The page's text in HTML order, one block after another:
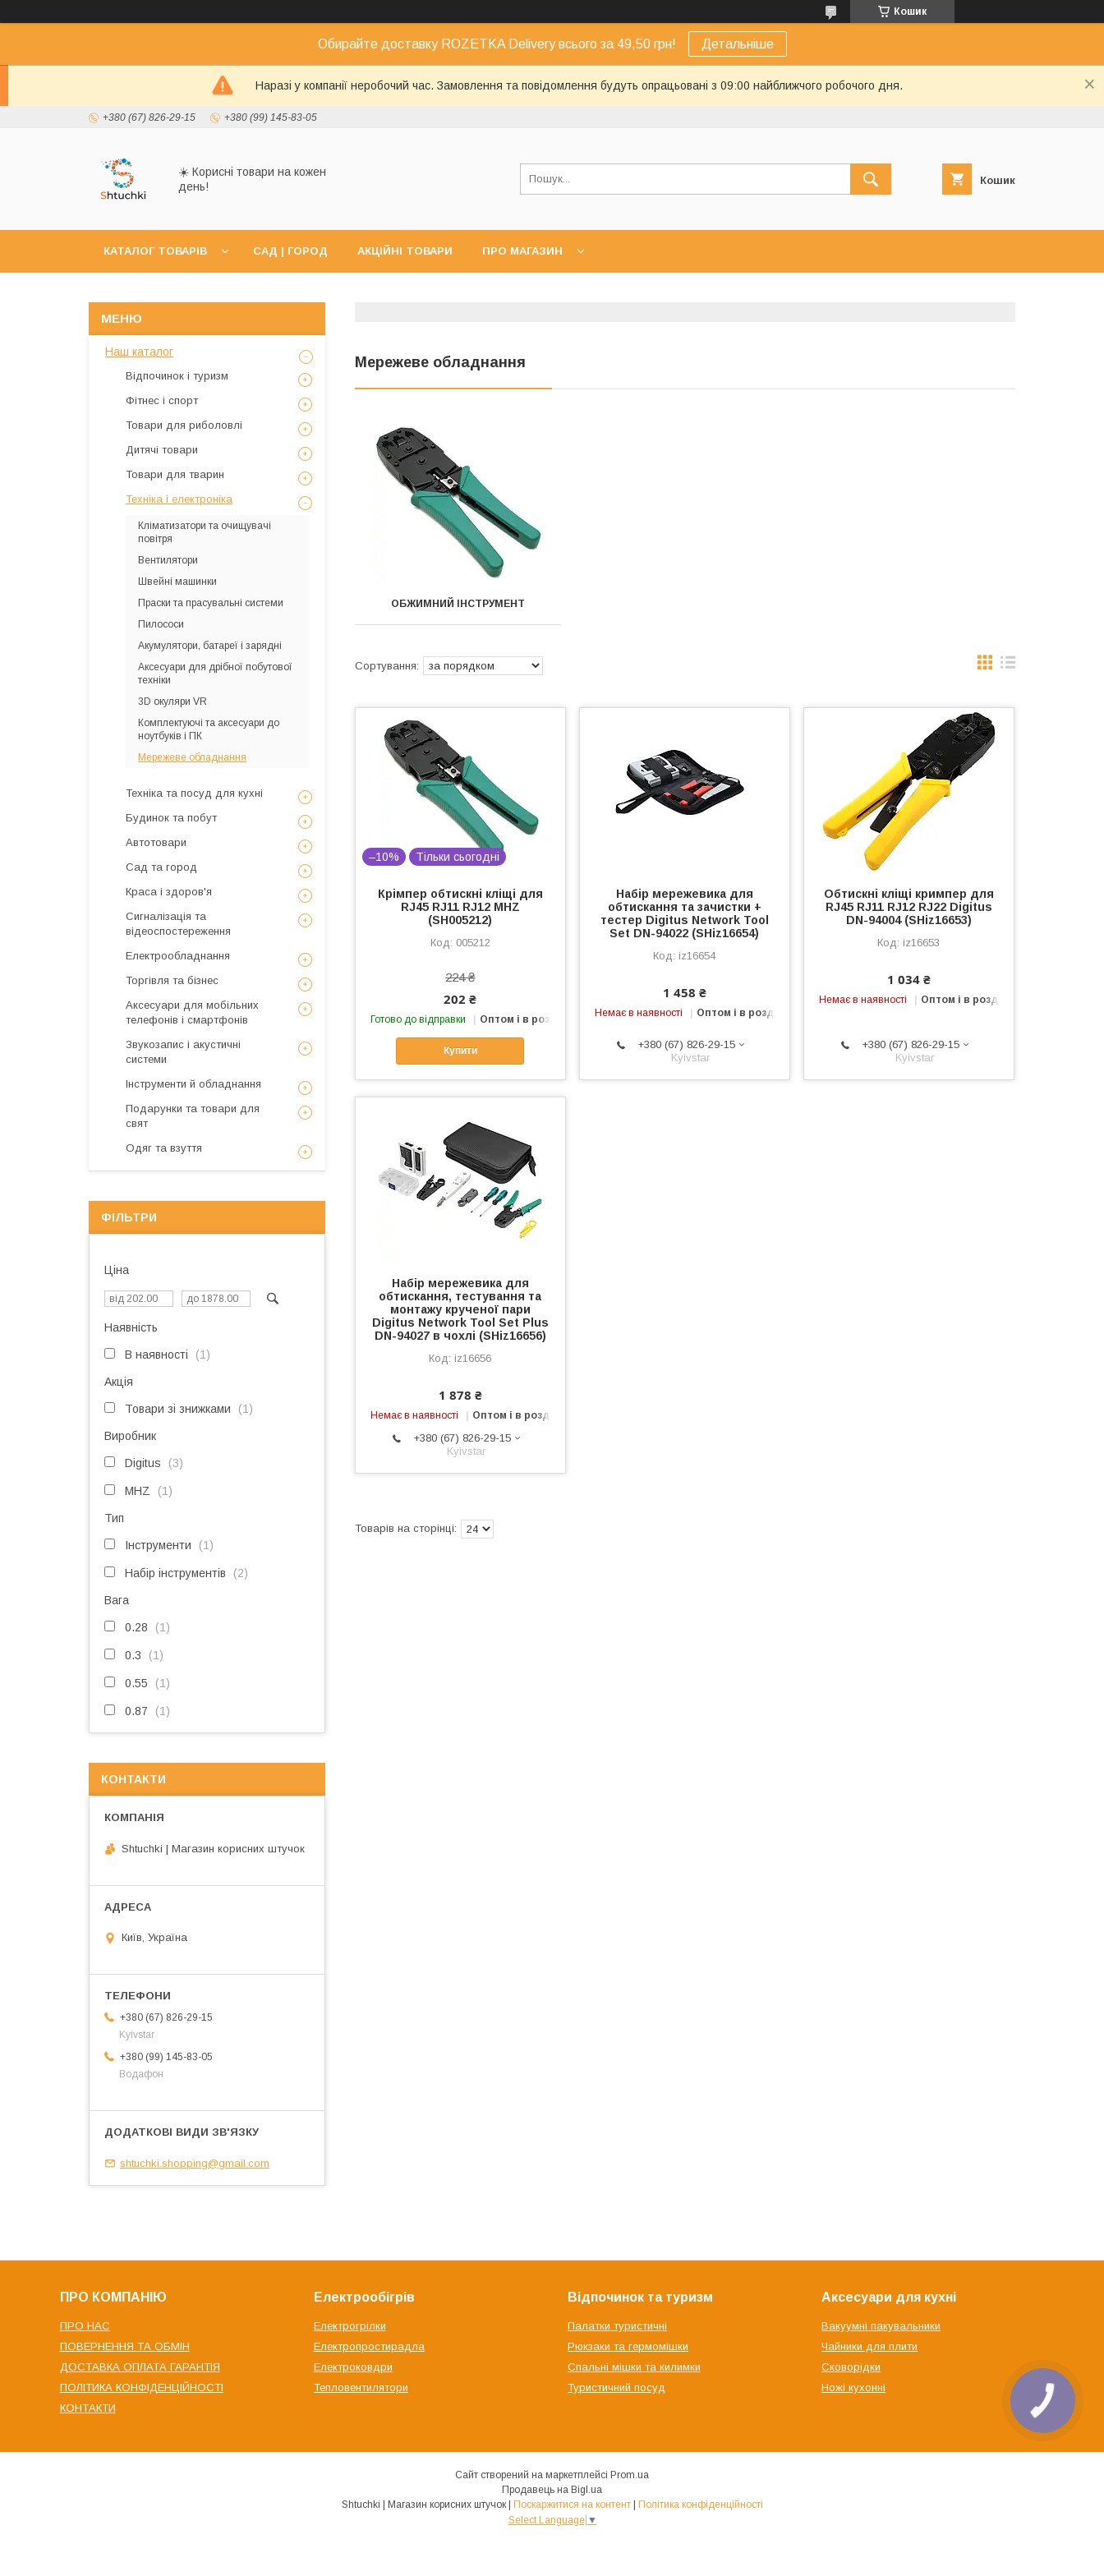
Кошик
Обирайте доставку ROZETKA Delivery всього за 49,50 грн! Детальніше
Наразі у компанії неробочий час. Замовлення та повідомлення будуть опрацьовані з 09:00 найближчого робочого дня.
+380 (67) 826-29-15 +380 (99) 145-83-05
☀️ Корисні товари на кожен
день!
Кошик
КАТАЛОГ ТОВАРІВ САД | ГОРОД АКЦІЙНІ ТОВАРИ ПРО МАГАЗИН
Мережеве обладнання
ОБЖИМНИЙ ІНСТРУМЕНТ
–10% Тільки сьогодні
Крімпер обтискні кліщі для
RJ45 RJ11 RJ12 MHZ
(SH005212)
005212
224 ₴
202 ₴
Готово до відправки Оптом і в роздріб
Купити
Набір мережевика для
обтискання та зачистки +
тестер Digitus Network Tool
Set DN-94022 (SHiz16654)
iz16654
1 458 ₴
Немає в наявності Оптом і в роздріб
+380 (67) 826-29-15
Kyivstar
Обтискні кліщі кримпер для
RJ45 RJ11 RJ12 RJ22 Digitus
DN-94004 (SHiz16653)
iz16653
1 034 ₴
Немає в наявності Оптом і в роздріб
+380 (67) 826-29-15
Kyivstar
Набір мережевика для
обтискання, тестування та
монтажу крученої пари
Digitus Network Tool Set Plus
DN-94027 в чохлі (SHiz16656)
iz16656
1 878 ₴
Немає в наявності Оптом і в роздріб
+380 (67) 826-29-15
Kyivstar
Наш каталог
Відпочинок і туризм
Фітнес і спорт
Товари для риболовлі
Дитячі товари
Товари для тварин
Техніка і електроніка
Кліматизатори та очищувачі
повітря
Вентилятори
Швейні машинки
Праски та прасувальні системи
Пилососи
Акумулятори, батареї і зарядні
Аксесуари для дрібної побутової
техніки
3D окуляри VR
Комплектуючі та аксесуари до
ноутбуків і ПК
Мережеве обладнання
Техніка та посуд для кухні
Будинок та побут
Автотовари
Сад та город
Краса і здоров'я
Сигналізація та
відеоспостереження
Електрообладнання
Торгівля та бізнес
Аксесуари для мобільних
телефонів і смартфонів
Звукозапис і акустичні
системи
Інструменти й обладнання
Подарунки та товари для
свят
Одяг та взуття
ФІЛЬТРИ
Ціна
Наявність
В наявності 1
Акція
Товари зі знижками 1
Виробник
Digitus 3
MHZ 1
Тип
Інструменти 1
Набір інструментів 2
Вага
0.28 1
0.3 1
0.55 1
0.87 1
КОНТАКТИ
Shtuchki | Магазин корисних штучок
Київ, Україна
+380 (67) 826-29-15
Kyivstar
+380 (99) 145-83-05
Водафон
shtuchki.shopping@gmail.com
ПРО КОМПАНІЮ
ПРО НАС
ПОВЕРНЕННЯ ТА ОБМІН
ДОСТАВКА ОПЛАТА ГАРАНТІЯ
ПОЛІТИКА КОНФІДЕНЦІЙНОСТІ
КОНТАКТИ
Електрообігрів
Електрогрілки
Електропростирадла
Електроковдри
Тепловентилятори
Відпочинок та туризм
Палатки туристичні
Рюкзаки та гермомішки
Спальні мішки та килимки
Туристичний посуд
Аксесуари для кухні
Вакуумні пакувальники
Чайники для плити
Сковорідки
Ножі кухонні
Сайт створений на маркетплейсі Prom.ua
Продавець на Bigl.ua
Shtuchki | Магазин корисних штучок | Поскаржитися на контент | Політика конфіденційності
Select Language ▼